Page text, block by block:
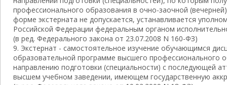
профессионального образования в очно-заочной
форме экстерната не допускается, устанавливается
Российской Федерации федеральным органом
(в ред. Федерального закона от 23.07.2008 N 160-ФЗ)
9. Экстернат - самостоятельное изучение обучающимся
образовательной программе высшего профессионального
направлению подготовки (специальности) с последующей
высшем учебном заведении, имеющем государственную